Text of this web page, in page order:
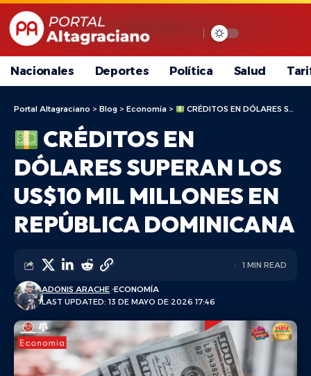
Nacionales Deportes Política Salud
Portal Altagraciano > Blog > Economía > CRÉDITOS EN DÓLARES SUPERAN LOS US$10 MIL MILLONES EN REPÚBLICA DOMINICANA
CRÉDITOS EN
DÓLARES SUPERAN LOS
US$10 MIL MILLONES EN
REPÚBLICA DOMINICANA
LAST UPDATED: 13 DE MAYO DE 2026 17:46
ADONIS ARACHE ECONOMÍA
1 MIN READ